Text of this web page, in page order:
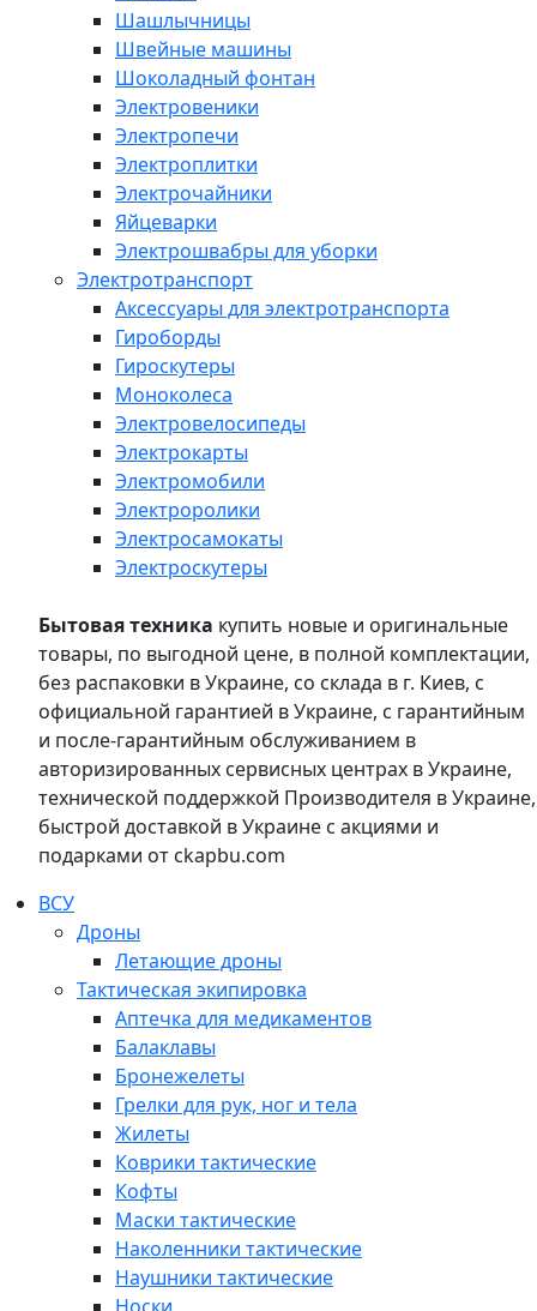
Шашлычницы
Швейные машины
Шоколадный фонтан
Электровеники
Электропечи
Электроплитки
Электрочайники
Яйцеварки
Электрошвабры для уборки
Электротранспорт
Аксессуары для электротранспорта
Гироборды
Гироскутеры
Моноколеса
Электровелосипеды
Электрокарты
Электромобили
Электроролики
Электросамокаты
Электроскутеры
Бытовая техника купить новые и оригинальные
товары, по выгодной цене, в полной комплектации,
без распаковки в Украине, со склада в г. Киев, с
официальной гарантией в Украине, с гарантийным
и после-гарантийным обслуживанием в
авторизированных сервисных центрах в Украине,
технической поддержкой Производителя в Украине,
быстрой доставкой в Украине с акциями и
подарками от ckapbu.com
ВСУ
Дроны
Летающие дроны
Тактическая экипировка
Аптечка для медикаментов
Балаклавы
Бронежелеты
Грелки для рук, ног и тела
Жилеты
Коврики тактические
Кофты
Маски тактические
Наколенники тактические
Наушники тактические